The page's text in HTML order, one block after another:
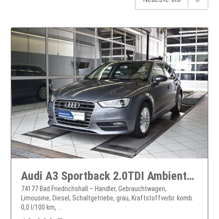
Audi A3 Sportback 2.0TDI Ambiente Teilleder* Xenon*PDC
74177 Bad Friedrichshall – Händler, Gebrauchtwagen,
Limousine, Diesel, Schaltgetriebe, grau, Kraftstoffverbr. komb.
0,0 l/100 km, ...